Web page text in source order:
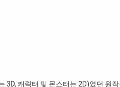
캐릭터 및 몬스터는 2D)였던 원